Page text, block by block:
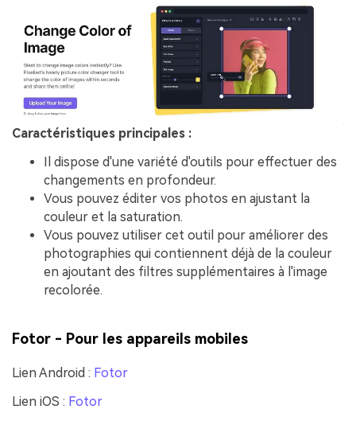
Caractéristiques principales :
Il dispose d'une variété d'outils pour effectuer des
changements en profondeur.
Vous pouvez éditer vos photos en ajustant la
couleur et la saturation.
Vous pouvez utiliser cet outil pour améliorer des
photographies qui contiennent déjà de la couleur
en ajoutant des filtres supplémentaires à l'image
recolorée.
Fotor - Pour les appareils mobiles
Lien Android : Fotor
Lien iOS : Fotor